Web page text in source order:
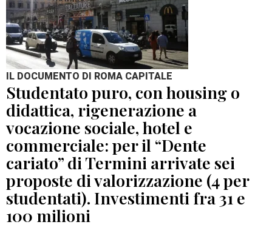
IL DOCUMENTO DI ROMA CAPITALE
Studentato puro, con housing o
didattica, rigenerazione a
vocazione sociale, hotel e
commerciale: per il “Dente
cariato” di Termini arrivate sei
proposte di valorizzazione (4 per
studentati). Investimenti fra 31 e
100 milioni